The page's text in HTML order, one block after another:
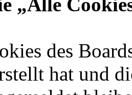
des
hat und